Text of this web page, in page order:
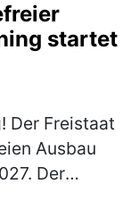
startet
Der Freistaat
Ausbau
Der